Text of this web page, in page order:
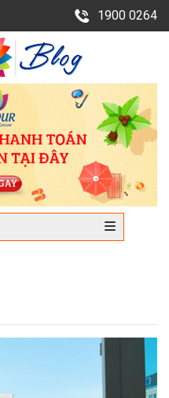
1900 0264